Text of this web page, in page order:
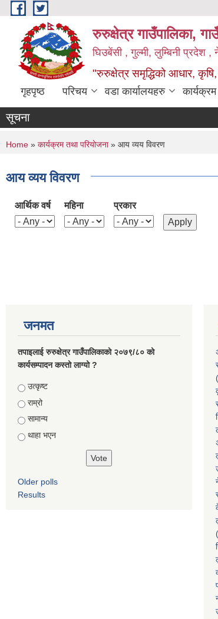
Skip to main content
रुरुक्षेत्र गाउँपालिका,
घिउबेंसी , गुल्मी, लुम्बिनी प्रदेश ,
"रुरुक्षेत्र समृद्धिको आधार, कृषि,
गृहपृष्ठ परिचय वडा कार्यालयहरु
सूचना
You are here
Home » कार्यक्रम तथा परियोजना» आय व्यय विवरण
आय व्यय विवरण
आर्थिक वर्ष महिना प्रकार
जनमत
तपाइलाई रुरुक्षेत्र गाउँपालिकाको २०७९/८० को
कार्यसम्पादन कस्तो लाग्यो ?
Choices
उत्कृष्ट
राम्रो
सामान्य
थाहा भएन
Older polls
Results